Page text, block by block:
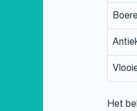
Het